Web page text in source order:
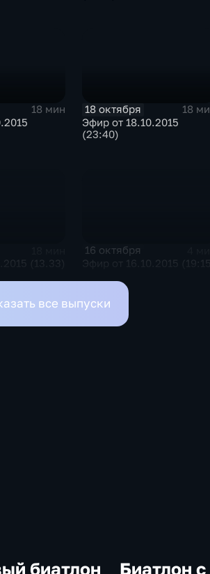
18 мин
18 октября
18
Эфир от 18.10.2015
(23:40)
16 октября
все выпуски
биатлон
Биатлон с